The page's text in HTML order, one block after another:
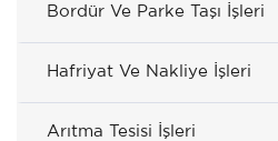
Bordür Ve Parke Taşı İşleri
Hafriyat Ve Nakliye İşleri
Arıtma Tesisi İşleri